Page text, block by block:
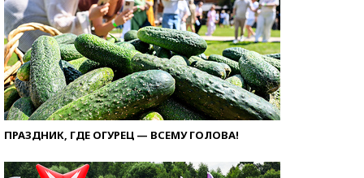
ПРАЗДНИК, ГДЕ ОГУРЕЦ — ВСЕМУ ГОЛОВА!